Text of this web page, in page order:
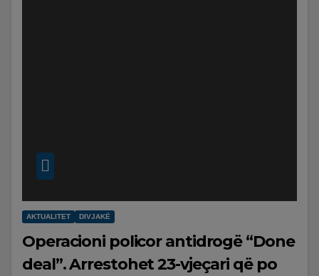
AKTUALITET DIVJAKË
Operacioni policor antidrogë “Done
deal”. Arrestohet 23-vjeçari që po